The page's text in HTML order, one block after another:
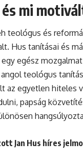
mi
teológus és
Hus tanításai és
egész
angol teológus
az egyetlen hiteles
papság
Jan Hus híres